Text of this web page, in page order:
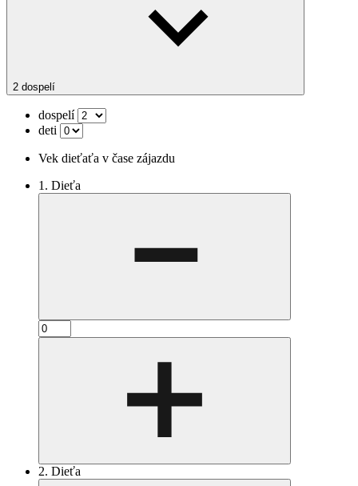
2 dospelí
dospelí
deti
Vek dieťaťa v čase zájazdu
1. Dieťa
2. Dieťa